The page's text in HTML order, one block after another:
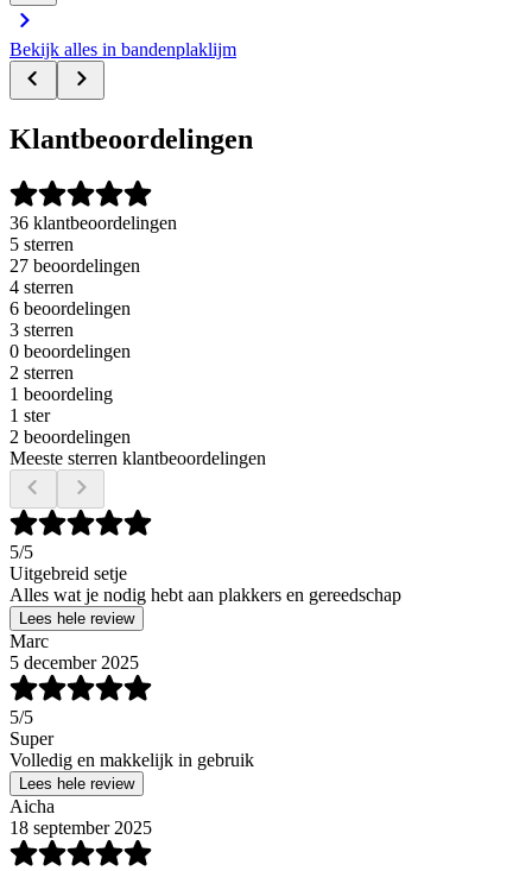
Bekijk alles in bandenplaklijm
Klantbeoordelingen
36 klantbeoordelingen
5 sterren
27 beoordelingen
4 sterren
6 beoordelingen
3 sterren
0 beoordelingen
2 sterren
1 beoordeling
1 ster
2 beoordelingen
Meeste sterren klantbeoordelingen
5/5
Uitgebreid setje
Alles wat je nodig hebt aan plakkers en gereedschap
Lees hele review
Marc
5 december 2025
5/5
Super
Volledig en makkelijk in gebruik
Lees hele review
Aicha
18 september 2025